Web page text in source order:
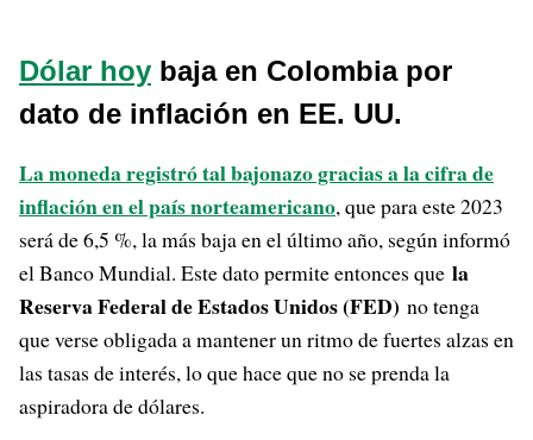
Dólar hoy baja en Colombia por
dato de inflación en EE. UU.
La moneda registró tal bajonazo gracias a la cifra de
inflación en el país norteamericano, que para este 2023
será de 6,5 %, la más baja en el último año, según informó
el Banco Mundial. Este dato permite entonces que la
Reserva Federal de Estados Unidos (FED) no tenga
que verse obligada a mantener un ritmo de fuertes alzas en
las tasas de interés, lo que hace que no se prenda la
aspiradora de dólares.